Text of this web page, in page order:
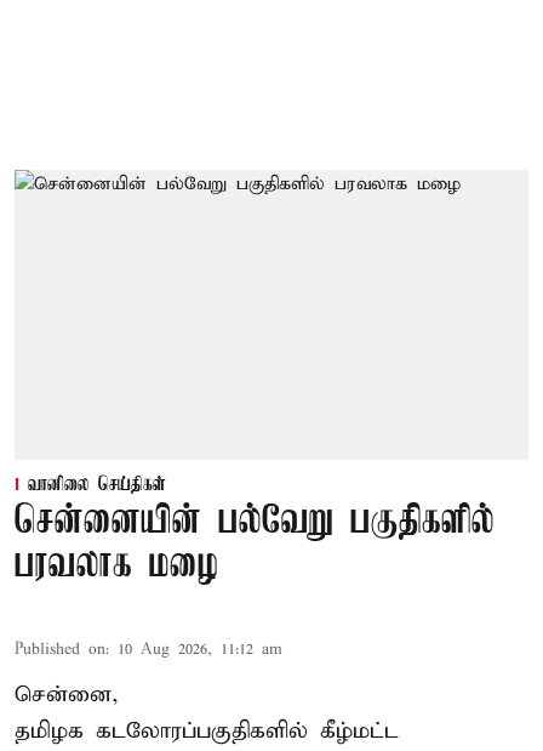
வானிலை செய்திகள்
சென்னையின் பல்வேறு பகுதிகளில்
பரவலாக மழை
Published on: 10 Aug 2026, 11:12 am
சென்னை,
தமிழக கடலோரப்பகுதிகளில் கீழ்மட்ட